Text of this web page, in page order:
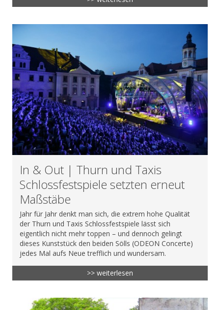
In & Out | Thurn und Taxis
Schlossfestspiele setzten erneut
Maßstäbe
Jahr für Jahr denkt man sich, die extrem hohe Qualität
der Thurn und Taxis Schlossfestspiele lässt sich
eigentlich nicht mehr toppen – und dennoch gelingt
dieses Kunststück den beiden Sölls (ODEON Concerte)
jedes Mal aufs Neue trefflich und wundersam.
>> weiterlesen